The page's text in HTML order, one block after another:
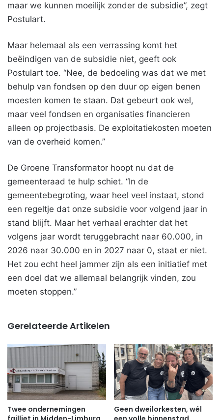
maar we kunnen moeilijk zonder de subsidie”, zegt
Postulart.
Maar helemaal als een verrassing komt het
beëindigen van de subsidie niet, geeft ook
Postulart toe. “Nee, de bedoeling was dat we met
behulp van fondsen op den duur op eigen benen
moesten komen te staan. Dat gebeurt ook wel,
maar veel fondsen en organisaties financieren
alleen op projectbasis. De exploitatiekosten moeten
van de overheid komen.”
De Groene Transformator hoopt nu dat de
gemeenteraad te hulp schiet. “In de
gemeentebegroting, waar heel veel instaat, stond
een regeltje dat onze subsidie voor volgend jaar in
stand blijft. Maar het verhaal erachter dat het
volgens jaar wordt teruggebracht naar 60.000, in
2026 naar 30.000 en in 2027 naar 0, staat er niet.
Het zou echt heel jammer zijn als een initiatief met
een doel dat we allemaal belangrijk vinden, zou
moeten stoppen.”
Gerelateerde Artikelen
Twee ondernemingen
Geen dweilorkesten, wél